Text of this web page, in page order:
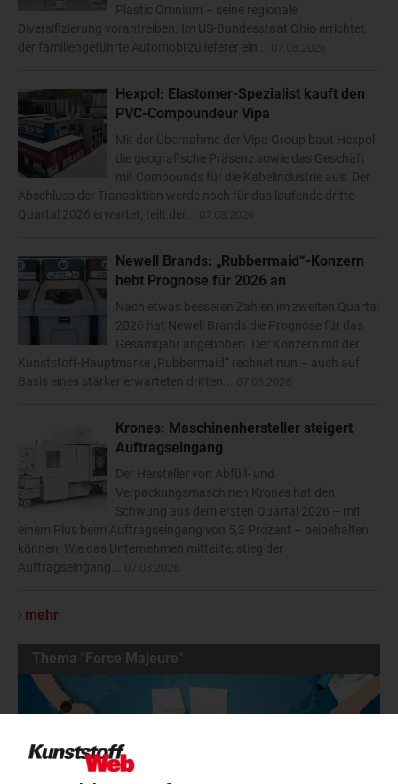
Plastic Omnium – seine regionale
Diversifizierung vorantreiben. Im US-Bundesstaat Ohio errichtet
der familiengeführte Automobilzulieferer ein...
Hexpol: Elastomer-Spezialist kauft den
PVC-Compoundeur Vipa
Mit der Übernahme der Vipa Group baut Hexpol
die geografische Präsenz sowie das Geschäft
mit Compounds für die Kabelindustrie aus. Der
Abschluss der Transaktion werde noch für das laufende dritte
Quartal 2026 erwartet, teilt der...
Newell Brands: „Rubbermaid“-Konzern
hebt Prognose für 2026 an
Nach etwas besseren Zahlen im zweiten Quartal
2026 hat Newell Brands die Prognose für das
Gesamtjahr angehoben. Der Konzern mit der
Kunststoff-Hauptmarke „Rubbermaid“ rechnet nun – auch auf
Basis eines stärker erwarteten dritten...
Krones: Maschinenhersteller steigert
Auftragseingang
Der Hersteller von Abfüll- und
Verpackungsmaschinen Krones hat den
Schwung aus dem ersten Quartal 2026 – mit
einem Plus beim Auftragseingang von 5,3 Prozent – beibehalten
können: Wie das Unternehmen mitteilte, stieg der
Auftragseingang...
mehr
Thema "Force Majeure"